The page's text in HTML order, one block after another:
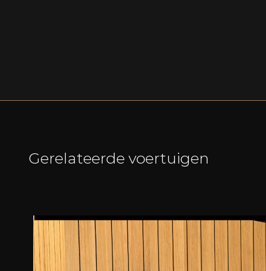
Gerelateerde voertuigen